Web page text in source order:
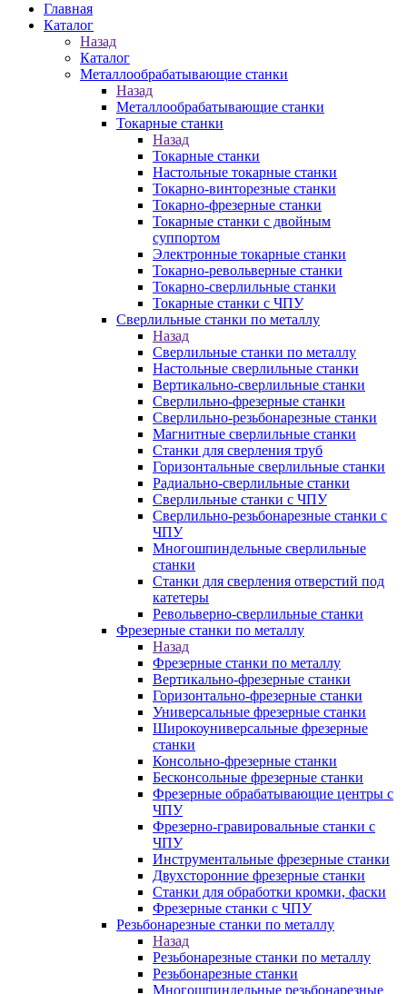
Главная
Каталог
Назад
Каталог
Металлообрабатывающие станки
Назад
Металлообрабатывающие станки
Токарные станки
Назад
Токарные станки
Настольные токарные станки
Токарно-винторезные станки
Токарно-фрезерные станки
Токарные станки с двойным
суппортом
Электронные токарные станки
Токарно-револьверные станки
Токарно-сверлильные станки
Токарные станки с ЧПУ
Сверлильные станки по металлу
Назад
Сверлильные станки по металлу
Настольные сверлильные станки
Вертикально-сверлильные станки
Сверлильно-фрезерные станки
Сверлильно-резьбонарезные станки
Магнитные сверлильные станки
Станки для сверления труб
Горизонтальные сверлильные станки
Радиально-сверлильные станки
Сверлильные станки с ЧПУ
Сверлильно-резьбонарезные станки с
ЧПУ
Многошпиндельные сверлильные
станки
Станки для сверления отверстий под
катетеры
Револьверно-сверлильные станки
Фрезерные станки по металлу
Назад
Фрезерные станки по металлу
Вертикально-фрезерные станки
Горизонтально-фрезерные станки
Универсальные фрезерные станки
Широкоуниверсальные фрезерные
станки
Консольно-фрезерные станки
Бесконсольные фрезерные станки
Фрезерные обрабатывающие центры с
ЧПУ
Фрезерно-гравировальные станки с
ЧПУ
Инструментальные фрезерные станки
Двухсторонние фрезерные станки
Станки для обработки кромки, фаски
Фрезерные станки с ЧПУ
Резьбонарезные станки по металлу
Назад
Резьбонарезные станки по металлу
Резьбонарезные станки
Многошпиндельные резьбонарезные